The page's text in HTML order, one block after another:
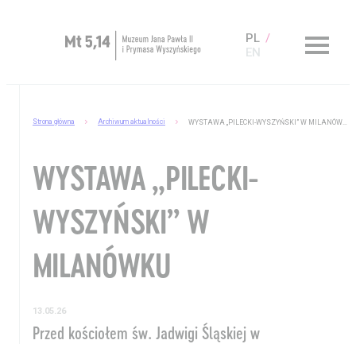
PL
EN
Zaplanuj wizytę
Muzeum dostępne
Kup bilet
Sklep
Strona główna Archiwum aktualności
WYSTAWA „PILECKI-
WYSZYŃSKI” W
MILANÓWKU
13.05.26
Przed kościołem św. Jadwigi Śląskiej w